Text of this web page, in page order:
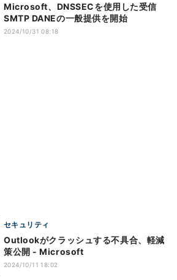
Microsoft、DNSSECを使用した受信
SMTP DANEの一般提供を開始
2024/10/31 08:18
セキュリティ
Outlookがクラッシュする不具合、軽減
策公開 - Microsoft
2024/10/11 18:02